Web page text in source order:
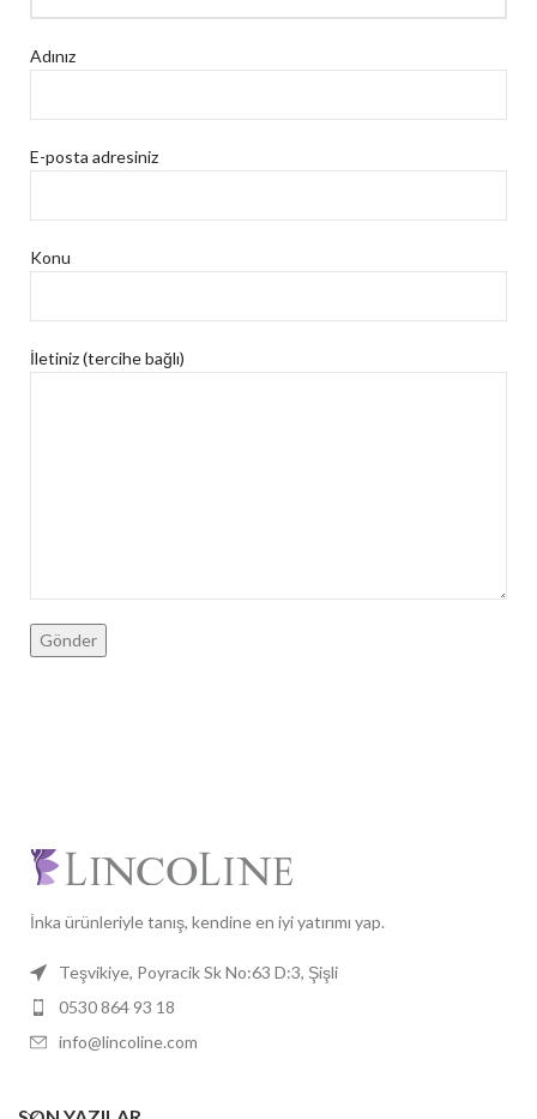
Adınız
E-posta adresiniz
Konu
İletiniz (tercihe bağlı)
İnka ürünleriyle tanış, kendine en iyi yatırımı yap.
Teşvikiye, Poyracik Sk No:63 D:3, Şişli
0530 864 93 18
info@lincoline.com